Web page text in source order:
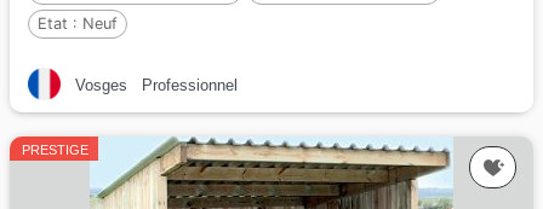
Etat : Neuf
Vosges Professionnel
PRESTIGE